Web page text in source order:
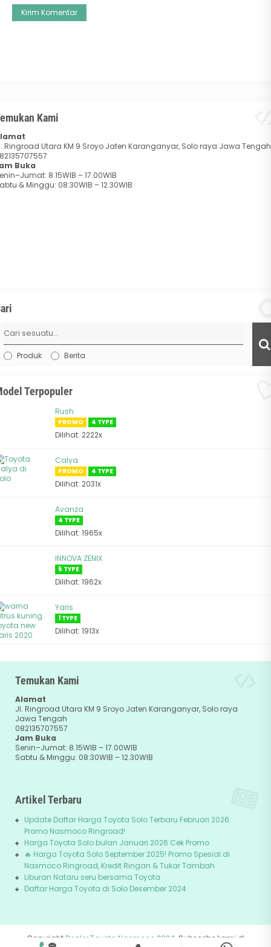
082135707557 +62-81229745678
Kami
Ringroad Utara KM 9 Sroyo Jaten Karanganyar, Solo raya Jawa Tengah
Buka
8.15WIB – 17.00WIB
& Minggu: 08:30WIB – 12.30WIB
Produk Berita
Terpopuler
Rush
PROMO 4 TYPE
Dilihat: 2222x
Calya
PROMO 4 TYPE
Dilihat: 2031x
Avanza
4 TYPE
Dilihat: 1965x
INNOVA ZENIX
5 TYPE
Dilihat: 1962x
Yaris
1 TYPE
Dilihat: 1913x
Temukan Kami
Alamat
Jl. Ringroad Utara KM 9 Sroyo Jaten Karanganyar, Solo raya
Jawa Tengah
082135707557
Jam Buka
Senin–Jumat: 8.15WIB – 17.00WIB
Sabtu & Minggu: 08:30WIB – 12.30WIB
Artikel Terbaru
Update Daftar Harga Toyota Solo Terbaru Februari 2026:
Promo Nasmoco Ringroad!
Harga Toyota Solo bulan Januari 2026 Cek Promo
🔥 Harga Toyota Solo September 2025! Promo Spesial di
Nasmoco Ringroad, Kredit Ringan & Tukar Tambah
Liburan Nataru seru bersama Toyota
Daftar Harga Toyota di Solo Desember 2024
CopyrightDealer Toyota Nasmoco 2024 . Subscribe kami di